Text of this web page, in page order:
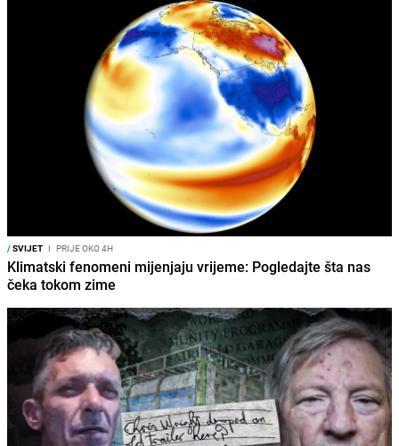
/SVIJET I PRIJE OKO 4H
Klimatski fenomeni mijenjaju vrijeme: Pogledajte šta nas
čeka tokom zime